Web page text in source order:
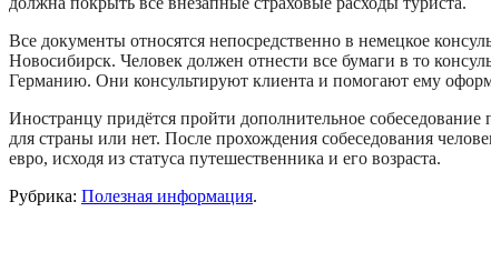
Все документы относятся непосредственно в немецкое
Новосибирск. Человек должен отнести все бумаги в то
Германию. Они консультируют клиента и помогают ему
Иностранцу придётся пройти дополнительное
для страны или нет. После прохождения собеседования
евро, исходя из статуса путешественника и его возраста.
Рубрика: Полезная информация.